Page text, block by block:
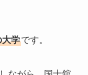
大学です。